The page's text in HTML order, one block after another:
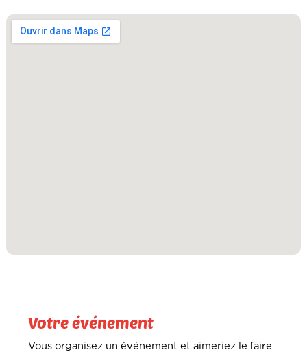
Votre événement
Vous organisez un événement et aimeriez le faire